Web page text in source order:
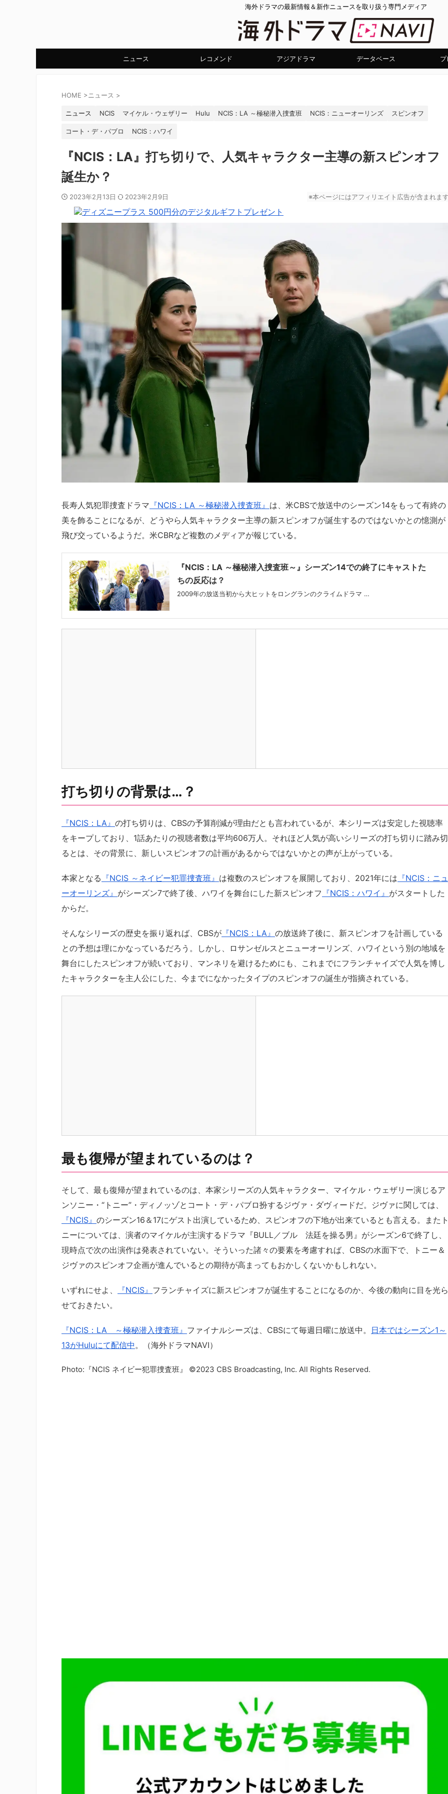
海外ドラマの最新情報＆新作ニュースを取り扱う専門メディア
ニュース レコメンド アジアドラマ データベース
HOME >ニュース >
ニュース NCIS マイケル・ウェザリー Hulu NCIS：LA ～極秘潜入捜査班 NCIS：ニューオーリンズ スピンオフ
コート・デ・パブロ NCIS：ハワイ
『NCIS：LA』打ち切りで、人気キャラクター主導の新スピンオフ
誕生か？
2023年2月13日 2023年2月9日 ※本ページにはアフィリエイト広告が含まれま
長寿人気犯罪捜査ドラマ 『NCIS：LA ～極秘潜入捜査班』 は、米CBSで放送中のシーズン14をもって有終の
美を飾ることになるが、どうやら人気キャラクター主導の新スピンオフが誕生するのではないかとの憶測が
飛び交っているようだ。米CBRなど複数のメディアが報じている。
『NCIS：LA ～極秘潜入捜査班～』シーズン14での終了にキャストた
ちの反応は？
2009年の放送当初から大ヒットをロングランのクライムドラマ …
打ち切りの背景は…？
『NCIS：LA』 の打ち切りは、CBSの予算削減が理由だとも言われているが、本シリーズは安定した視聴率
をキープしており、1話あたりの視聴者数は平均606万人。それほど人気が高いシリーズの打ち切りに踏み切
るとは、その背景に、新しいスピンオフの計画があるからではないかとの声が上がっている。
本家となる 『NCIS ～ネイビー犯罪捜査班』 は複数のスピンオフを展開しており、2021年には 『NCIS：ニュ
ーオーリンズ』 がシーズン7で終了後、ハワイを舞台にした新スピンオフ 『NCIS：ハワイ』 がスタートした
からだ。
そんなシリーズの歴史を振り返れば、CBSが 『NCIS：LA』 の放送終了後に、新スピンオフを計画している
との予想は理にかなっているだろう。しかし、ロサンゼルスとニューオーリンズ、ハワイという別の地域を
舞台にしたスピンオフが続いており、マンネリを避けるためにも、これまでにフランチャイズで人気を博し
たキャラクターを主人公にした、今までになかったタイプのスピンオフの誕生が指摘されている。
最も復帰が望まれているのは？
そして、最も復帰が望まれているのは、本家シリーズの人気キャラクター、マイケル・ウェザリー演じるア
ンソニー・“トニー”・ディノッゾとコート・デ・パブロ扮するジヴァ・ダヴィードだ。ジヴァに関しては、
『NCIS』 のシーズン16＆17にゲスト出演しているため、スピンオフの下地が出来ているとも言える。また
ニーについては、演者のマイケルが主演するドラマ『BULL／ブル 法廷を操る男』がシーズン6で終了し、
現時点で次の出演作は発表されていない。そういった諸々の要素を考慮すれば、CBSの水面下で、トニー＆
ジヴァのスピンオフ企画が進んでいるとの期待が高まってもおかしくないかもしれない。
いずれにせよ、 『NCIS』 フランチャイズに新スピンオフが誕生することになるのか、今後の動向に目を光ら
せておきたい。
『NCIS：LA ～極秘潜入捜査班』 ファイナルシーズは、CBSにて毎週日曜に放送中。 日本ではシーズン1～
13がHuluにて配信中 。（海外ドラマNAVI）
Photo:『NCIS ネイビー犯罪捜査班』 ©2023 CBS Broadcasting, Inc. All Rights Reserved.